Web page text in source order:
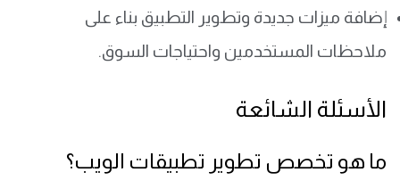
إضافة ميزات جديدة وتطوير التطبيق بناء على
ملاحظات المستخدمين واحتياجات السوق.
الأسئلة الشائعة
​ما هو تخصص تطوير تطبيقات الويب؟